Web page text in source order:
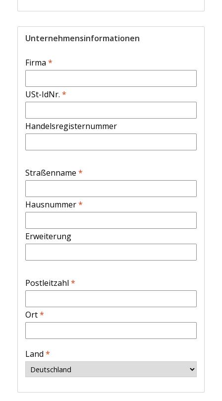
Unternehmensinformationen
Firma *
USt-IdNr. *
Handelsregisternummer
Straßenname *
Hausnummer*
Erweiterung
Postleitzahl *
Ort*
Land *